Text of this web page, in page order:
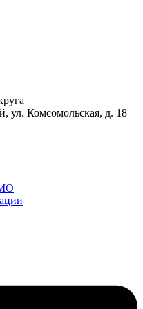
ул. Комсомольская, д. 18